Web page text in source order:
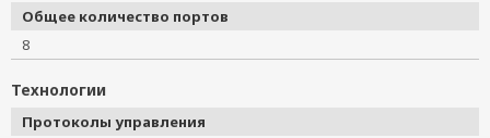
Общее количество портов
8
Технологии
Протоколы управления